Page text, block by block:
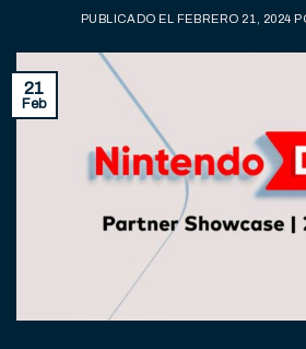
PUBLICADO EL FEBRERO 21, 2024
21
Feb